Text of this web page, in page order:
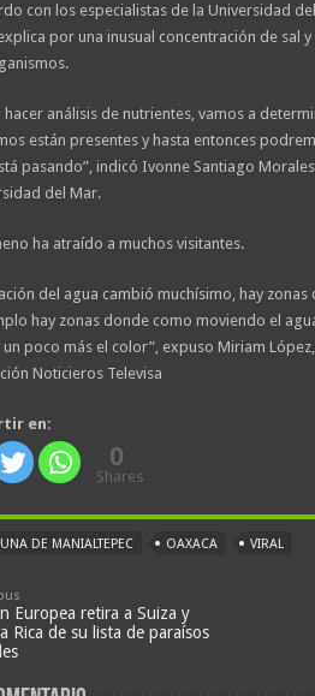
con los especialistas de la Universidad
por una inusual concentración de sal y
hacer análisis de nutrientes, vamos a
están presentes y hasta entonces
pasando”, indicó Ivonne Santiago
del Mar.
ha atraído a muchos visitantes.
del agua cambió muchísimo, hay zonas
hay zonas donde como moviendo el
poco más el color”, expuso Miriam
Noticieros Televisa
en:
0
Shares
DE MANIALTEPEC OAXACA VIRAL
Europea retira a Suiza y
Rica de su lista de paraísos